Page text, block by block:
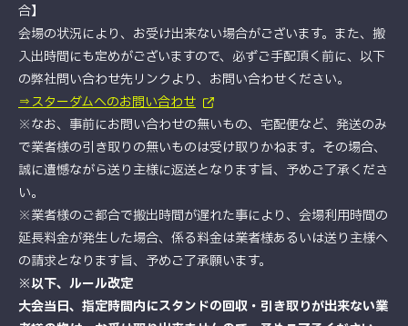
合】
会場の状況により、お受け出来ない場合がございます。また、搬
入出時間にも定めがございますので、必ずご手配頂く前に、以下
の弊社問い合わせ先リンクより、お問い合わせください。
⇒スターダムへのお問い合わせ
※なお、事前にお問い合わせの無いもの、宅配便など、発送のみ
で業者様の引き取りの無いものは受け取りかねます。その場合、
誠に遺憾ながら送り主様に返送となります旨、予めご了承くださ
い。
※業者様のご都合で搬出時間が遅れた事により、会場利用時間の
延長料金が発生した場合、係る料金は業者様あるいは送り主様へ
の請求となります旨、予めご了承願います。
※以下、ルール改定
大会当日、指定時間内にスタンドの回収・引き取りが出来ない業